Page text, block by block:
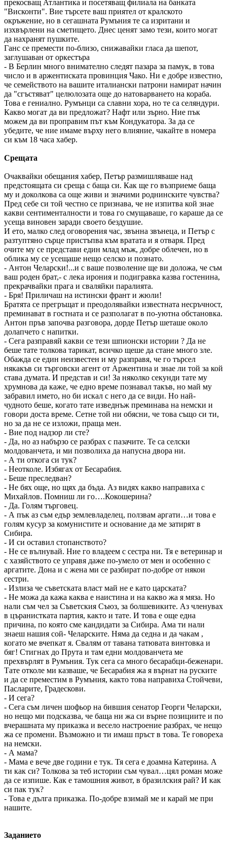
прекосващ Атлантика и посетяващ филиала на банката
"Висконти". Вие търсете ваш приятел от кралското
окръжение, но в сегашната Румъния те са изритани и
изхвърлени на сметището. Днес ценят замо тези, които могат
да нахранят пушките.
Ганс се премести по-близо, снижавайки гласа да шепот,
заглушаван от оркестъра
- В Берлин много внимателно следят пазара за памук, в това
число и в аржентиската провинция Чако. Ни е добре известно,
че семейството на вашите италиански патрони намират начин
да "сгъстяват" целюлозата още до натоварването на кораба.
Това е гениално. Румънци са славни хора, но те са селяндури.
Какво могат да ви предложат? Нафт или зърно. Ние пък
можем да ви проправим път към Кондукатора. За да се
убедите, че ние имаме върху него влияние, чакайте в номера
си към 18 часа хабер.
Срещата
Очаквайки обещания хабер, Петър размишляваше над
предстоящата си среща с баща си. Как ще го възприеме баща
му и доколкова са още живи и значими роднинските чувства?
Пред себе си той честно се признава, че не изпитва кой знае
какви сентименталности и това го смущаваше, го караше да се
усеща виновен заради своето бездушие.
И ето, малко след оговорения час, звънна звънеца, и Петър с
разтуптяно сърце пристъпва към вратата и я отваря. Пред
очите му се представи един млад мъж, добре облечен, но в
облика му се усещаше нещо селско и познато.
- Антон Челарски!...и с ваше позволение ще ви доложа, че съм
ваш роден брат,- с лека ирония и подигравка казва гостенина,
прекрачвайки прага и сваляйки паралията.
- Бря! Приличаш на истински франт и жюли!
Братята се прегръщат и преодолявайки известната несръчност,
преминават в гостната и се разполагат в по-уютна обстановка.
Антон пръв започва разговора, дорде Петър шеташе около
долапчето с напитки.
- Сега разправяй какви се тези шпионски истории ? Да не
беше тате толкова тарикат, всичко щеше да стане много зле.
Обажда се един неизвестен и му разправя, че го търсел
някакъв си търговски агент от Аржентина и знае ли той за кой
става думата. И представ и си! За няколко секунди тате му
хрумнова да каже, че едно време познавал такъв, но май му
забравил името, но би искал с него да се види. Но най-
чудното беше, когато тате изведнъж преминава на немски и
говори доста време. Сетне той ни обясни, че това също си ти,
но за да не се изложи, праща мен.
- Вие под надзор ли сте?
- Да, но аз набързо се разбрах с пазачите. Те са селски
молдованчета, и ми позволиха да напусна двора ни.
- А ти откога си тук?
- Неотколе. Избягах от Бесарабия.
- Беше преследван?
- Не бях още, но щях да бъда. Аз видях какво направиха с
Михайлов. Помниш ли го….Кокошерина?
- Да. Голям търговец.
- А пък аз съм едър землевладелец, ползвам аргати…и това е
голям кусур за комунистите и основание да ме затирят в
Сибира.
- И си оставил стопанството?
- Не се вълнувай. Ние го владеем с сестра ни. Тя е ветеринар и
с хазяйството се управя даже по-умело от мен и особенно с
аргатите. Дона и с жена ми се разбират по-добре от някои
сестри.
- Излиза че съветската власт май не е като царската?
- Не можа да кажа каква е наистина и на какво жа я мяза. Но
нали съм чел за Съветския Съюз, за болшевиките. Аз членувах
в църанистката партия, както и тате. И това е още една
причина, по която сме кандидати за Сибира. Ама ти нали
знаеш нашия сой- Челарските. Няма да седна и да чакам ,
когато ме вчепкат я. Свалям от тавана татювата винтовка и
бяг! Стигнах до Прута и там едни молдованчета ме
прехвърлят в Румъния. Тук сега са много бесарабци-беженари.
Тате отколе ми казваше, че Бесарабия жа я върнат на руските
и да се преместим в Румъния, както това направиха Стойчеви,
Пасларите, Градескови.
- И сега?
- Сега съм личен шофьор на бившия сенатор Георги Челарски,
но нещо ми подсказва, че баща ни жа си върне позициите и по
вчерашната му приказка и весело настроение разбрах, че нещо
жа се промени. Възможно и ти имаш пръст в това. Те говореха
на немски.
- А мама?
- Мама е вече две години е тук. Тя сега е доамна Катерина. А
ти как си? Толкова за теб истории съм чувал…цял роман може
да се изпише. Как е тамошния живот, в бразилския рай? И как
си пак тук?
- Това е дълга приказка. По-добре взимай ме и карай ме при
нашите.
Заданието